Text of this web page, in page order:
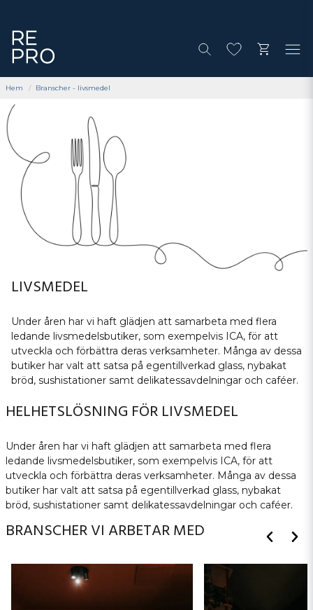
Hem Branscher - livsmedel
LIVSMEDEL
Under åren har vi haft glädjen att samarbeta med flera
ledande livsmedelsbutiker, som exempelvis ICA, för att
utveckla och förbättra deras verksamheter. Många av dessa
butiker har valt att satsa på egentillverkad glass, nybakat
bröd, sushistationer samt delikatessavdelningar och caféer.
HELHETSLÖSNING FÖR LIVSMEDEL
Under åren har vi haft glädjen att samarbeta med flera
ledande livsmedelsbutiker, som exempelvis ICA, för att
utveckla och förbättra deras verksamheter. Många av dessa
butiker har valt att satsa på egentillverkad glass, nybakat
bröd, sushistationer samt delikatessavdelningar och caféer.
BRANSCHER VI ARBETAR MED